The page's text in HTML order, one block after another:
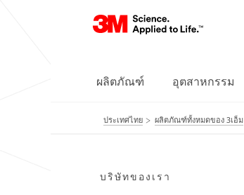
ผลิตภัณฑ์ อุตสาหกรรม
ประเทศไทย ผลิตภัณฑ์ทั้งหมดของ 3เอ็ม
บริษัทของเรา